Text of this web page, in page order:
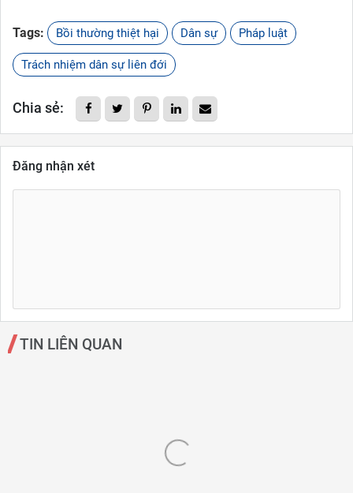
Tags: Bồi thường thiệt hại Dân sự Pháp luật
Trách nhiệm dân sự liên đới
Chia sẻ:
Đăng nhận xét
TIN LIÊN QUAN